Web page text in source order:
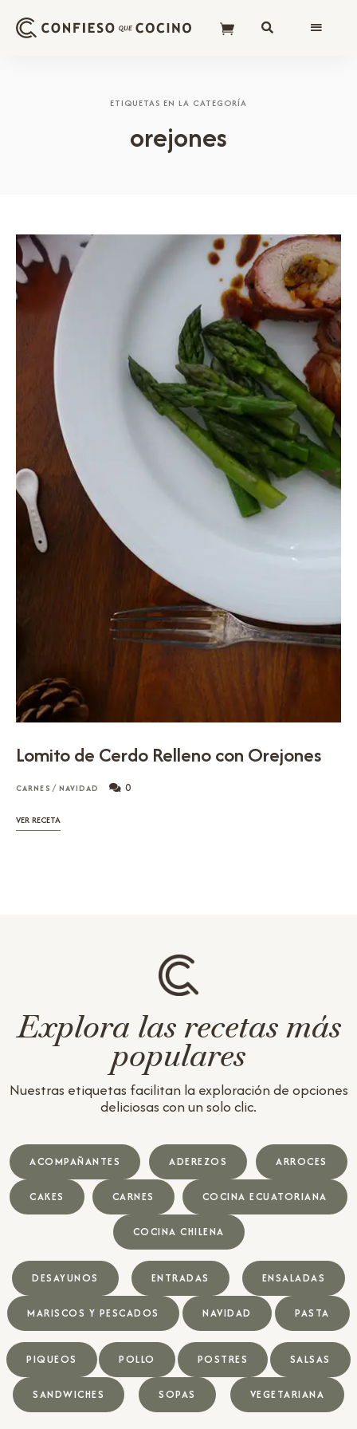
ETIQUETAS EN LA CATEGORÍA
orejones
Lomito de Cerdo Relleno con Orejones
CARNES / NAVIDAD 0
VER RECETA
Explora las recetas más
populares
Nuestras etiquetas facilitan la exploración de opciones
deliciosas con un solo clic.
ACOMPAÑANTES ADEREZOS ARROCES
CAKES CARNES COCINA ECUATORIANA
COCINA CHILENA
DESAYUNOS ENTRADAS ENSALADAS
MARISCOS Y PESCADOS NAVIDAD PASTA
PIQUEOS POLLO POSTRES SALSAS
SANDWICHES SOPAS VEGETARIANA